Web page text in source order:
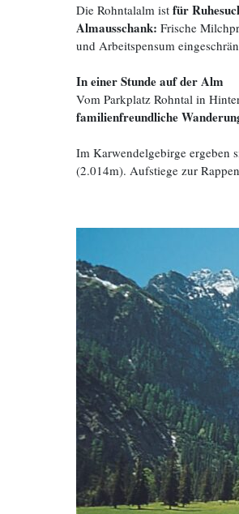
Die Rohntalalm ist für
Almausschank: Frische
und Arbeitspensum
In einer Stunde auf der Alm
Vom Parkplatz Rohntal in
familienfreundliche
Im Karwendelgebirge ergeben
(2.014m). Aufstiege zur